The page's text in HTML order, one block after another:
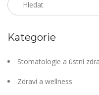
Kategorie
Stomatologie a ústní
Zdraví a wellness